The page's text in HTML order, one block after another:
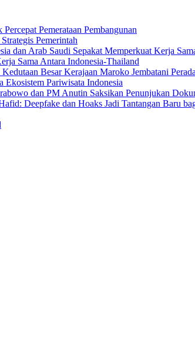
Pemerataan Pembangunan
Pemerintah
dan Arab Saudi Sepakat Memperkuat Kerja
Sama Antara Indonesia-Thailand
Besar Kerajaan Maroko Jembatani
Ekosistem Pariwisata Indonesia
dan PM Anutin Saksikan Penunjukan
Deepfake dan Hoaks Jadi Tantangan Baru